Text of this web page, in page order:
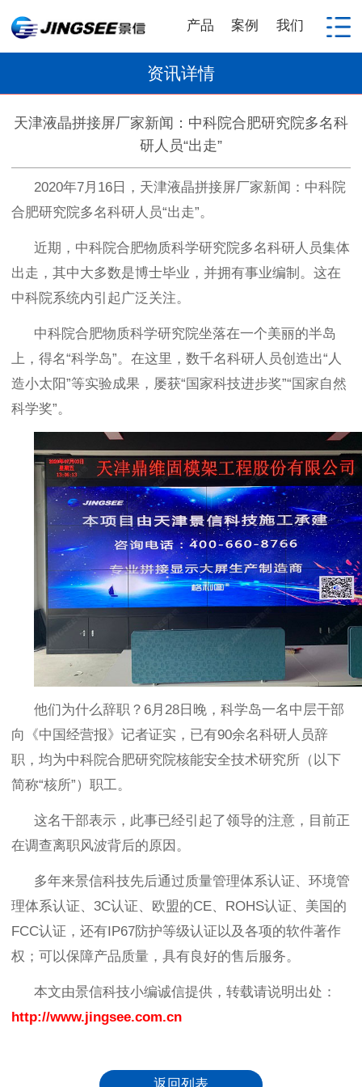
产品 案例 我们
资讯详情
天津液晶拼接屏厂家新闻：中科院合肥研究院多名科
研人员“出走”
2020年7月 16 日，天津液晶拼接屏厂家新闻：中科院
合肥研究院多名科研人员“出走”。
近期，中科院合肥物质科学研究院多名科研人员集体
出走，其中大多数是博士毕业，并拥有事业编制。这在
中科院系统内引起广泛关注。
中科院合肥物质科学研究院坐落在一个美丽的半岛
上，得名“科学岛”。在这里，数千名科研人员创造出“ 人
造小太阳”等实验成果，屡获“国家科技进步奖”“国家自然
科学奖”。
他们为什么辞职？ 6月 28 日晚，科学岛一名中层干部
向《中国经营报》记者证实，已有90余名科研人员辞
职，均为中科院合肥研究院核能安全技术研究所（以下
简称“核所” ）职工。
这名干部表示，此事已经引起了领导的注意，目前正
在调查离职风波背后的原因。
多年来景信科技先后通过质量管理体系认证、环境管
理体系认证、 3C认证、欧盟的CE ROHS认证、美国的
FCC认证，还有IP67防护等级认证以及各项的软件著作
权；可以保障产品质量，具有良好的售后服务。
本文由景信科技小编诚信提供，转载请说明出处：
http://www.jingsee.com.cn